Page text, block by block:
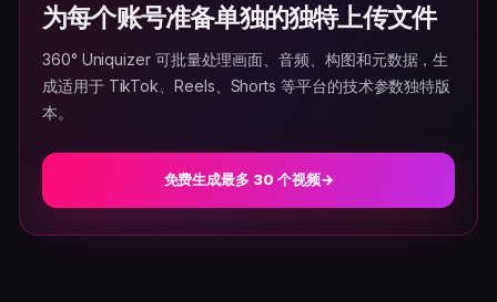
为每个账号准备单独的独特上传文件
360° Uniquizer 可批量处理画面、音频、构图和元数据，生
成适用于 TikTok、Reels、Shorts 等平台的技术参数独特版
本。
免费生成最多 30 个视频→